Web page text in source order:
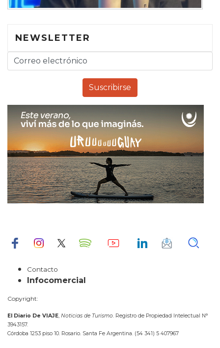
NEWSLETTER
Contacto
Infocomercial
Copyright:
El Diario De VIAJE, Noticias de Turismo. Registro de Propiedad Intelectual N°
3943157.
Córdoba 1253 piso 10. Rosario. Santa Fe Argentina. (54 341) 5 407967